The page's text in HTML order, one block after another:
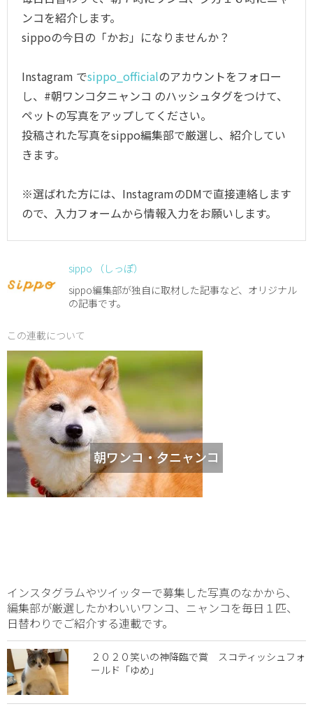
ンコを紹介します。
sippoの今日の「かお」になりませんか？
Instagram でsippo_officialのアカウントをフォロー
し、#朝ワンコ夕ニャンコ のハッシュタグをつけて、
ペットの写真をアップしてください。
投稿された写真をsippo編集部で厳選し、紹介してい
きます。
※選ばれた方には、InstagramのDMで直接連絡します
ので、入力フォームから情報入力をお願いします。
sippo （しっぽ）
sippo編集部が独自に取材した記事など、オリジナル
の記事です。
この連載について
朝ワンコ・夕ニャンコ
インスタグラムやツイッターで募集した写真のなかから、
編集部が厳選したかわいいワンコ、ニャンコを毎日１匹、
日替わりでご紹介する連載です。
２０２０笑いの神降臨で賞 スコティッシュフォ
ールド「ゆめ」